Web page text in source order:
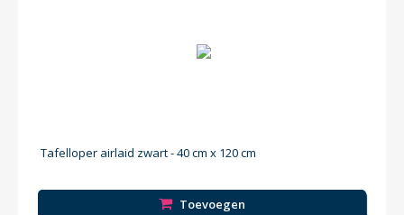
Tafelloper airlaid zwart - 40 cm x 120 cm
Toevoegen